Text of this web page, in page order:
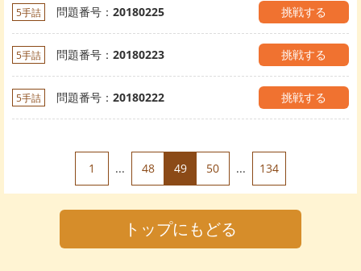
5手詰 問題番号： 20180225 挑戦する
5手詰 問題番号： 20180223 挑戦する
5手詰 問題番号： 20180222 挑戦する
1 ... 48 49 50 ... 134
トップにもどる